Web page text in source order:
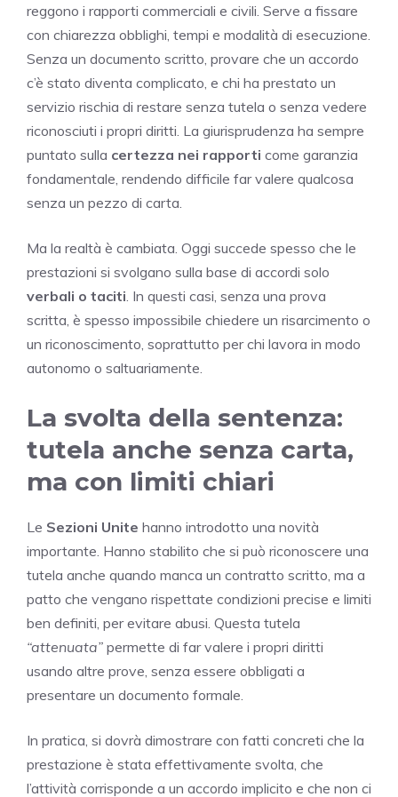
reggono i rapporti commerciali e civili. Serve a fissare
con chiarezza obblighi, tempi e modalità di esecuzione.
Senza un documento scritto, provare che un accordo
c’è stato diventa complicato, e chi ha prestato un
servizio rischia di restare senza tutela o senza vedere
riconosciuti i propri diritti. La giurisprudenza ha sempre
puntato sulla certezza nei rapporti come garanzia
fondamentale, rendendo difficile far valere qualcosa
senza un pezzo di carta.
Ma la realtà è cambiata. Oggi succede spesso che le
prestazioni si svolgano sulla base di accordi solo
verbali o taciti . In questi casi, senza una prova
scritta, è spesso impossibile chiedere un risarcimento o
un riconoscimento, soprattutto per chi lavora in modo
autonomo o saltuariamente.
La svolta della sentenza:
tutela anche senza carta,
ma con limiti chiari
Le Sezioni Unite hanno introdotto una novità
importante. Hanno stabilito che si può riconoscere una
tutela anche quando manca un contratto scritto, ma a
patto che vengano rispettate condizioni precise e limiti
ben definiti, per evitare abusi. Questa tutela
“attenuata” permette di far valere i propri diritti
usando altre prove, senza essere obbligati a
presentare un documento formale.
In pratica, si dovrà dimostrare con fatti concreti che la
prestazione è stata effettivamente svolta, che
l’attività corrisponde a un accordo implicito e che non ci